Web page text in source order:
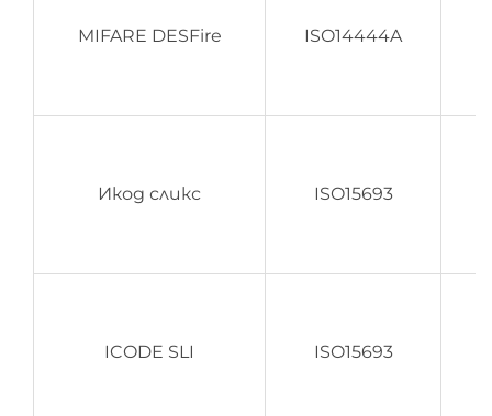
MIFARE DESFire ISO14444A
Икод сликс ISO15693
ICODE SLI ISO15693